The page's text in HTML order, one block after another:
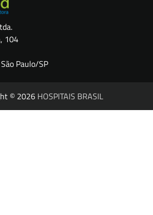
104
Paulo/SP
© 2026 HOSPITAIS BRASIL